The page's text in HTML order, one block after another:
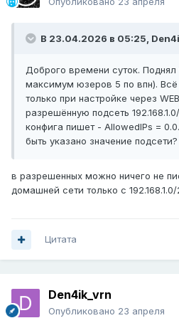
В 23.04.2026 в 05:25,
Доброго времени суток. Поднял
максимум юзеров 5 по впн). Всё
только при настройке через
разрешённую подсеть
конфига пишет - AllowedIPs =
быть указано значение
в разрешенных можно ничего не
домашней сети только с
Цитата
Den4ik_vrn
Опубликовано 23 апреля